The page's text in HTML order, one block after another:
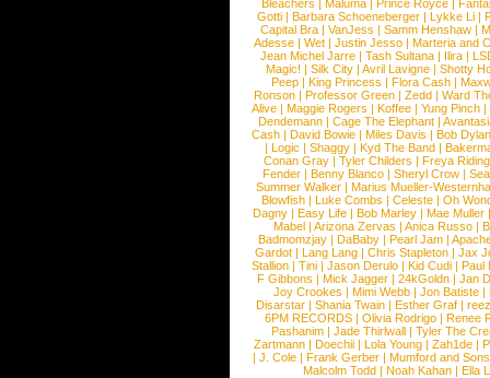
Bleachers | Maluma | Prince Royce |
Gotti |Barbara Schoeneberger |Lykke Li |
Capital Bra |VanJess |Samm Henshaw |
Adesse |Wet |Justin Jesso |Marteria and
Jean Michel Jarre |Tash Sultana | Ilira |
Magic! | Silk City | Avril Lavigne | Shotty
Peep |King Princess |Flora Cash |
Ronson |Professor Green |Zedd |Ward
Alive |Maggie Rogers |Koffee |Yung Pinch |
Dendemann |Cage The Elephant |
Cash | David Bowie | Miles Davis | Bob Dylan
|Logic |Shaggy |Kyd The Band |
Conan Gray |Tyler Childers |Freya
Fender |Benny Blanco |Sheryl Crow |
Summer Walker |Marius Mueller-
Blowfish | Luke Combs | Celeste | Oh
Dagny |Easy Life |Bob Marley |Mae Muller
Mabel |Arizona Zervas |Anica Russo |
Badmomzjay |DaBaby |Pearl Jam |
Gardot | Lang Lang | Chris Stapleton | Jax
Stallion |Tini |Jason Derulo |Kid Cudi |Paul
F Gibbons | Mick Jagger | 24kGoldn | Jan
Joy Crookes | Mimi Webb | Jon Batiste |
Disarstar | Shania Twain | Esther Graf |
6PM RECORDS | Olivia Rodrigo | Renee
Pashanim |Jade Thirlwall |Tyler The
Zartmann | Doechii | Lola Young | Zah1de |
| J. Cole | Frank Gerber | Mumford and Sons
Malcolm Todd | Noah Kahan | Ella